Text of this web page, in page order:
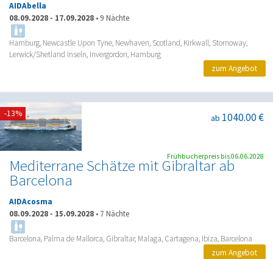
AIDAbella
08.09.2028 - 17.09.2028 • 9 Nächte
Hamburg, Newcastle Upon Tyne, Newhaven, Scotland, Kirkwall, Stornoway,
Lerwick/Shetland Inseln, Invergordon, Hamburg
zum Angebot
Mediterrane Schätze mit Gibraltar ab
Barcelona
ab 1040.00 €
AIDAcosma
08.09.2028 - 15.09.2028 • 7 Nächte
Barcelona, Palma de Mallorca, Gibraltar, Malaga, Cartagena, Ibiza, Barcelona
-13%
Frühbucherpreis bis 06.06.2028
zum Angebot